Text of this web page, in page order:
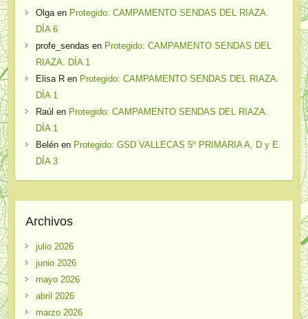
Olgaen Protegido: CAMPAMENTO SENDAS DEL RIAZA.
DÍA 6
profe_sendas en Protegido: CAMPAMENTO SENDAS DEL
RIAZA. DÍA 1
Elisa Ren Protegido: CAMPAMENTO SENDAS DEL RIAZA.
DÍA 1
Raúl en Protegido: CAMPAMENTO SENDAS DEL RIAZA.
DÍA 1
Belénen Protegido: GSD VALLECAS 5º PRIMARIA A, D y E.
DÍA 3
Archivos
julio 2026
junio 2026
mayo 2026
abril 2026
marzo 2026